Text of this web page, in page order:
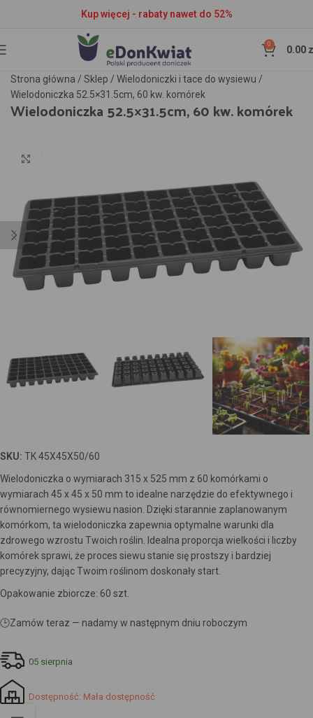
Kup więcej - rabaty nawet do 52%
0 0.00
Strona główna / Sklep / Wielodoniczki i tace do wysiewu /
Wielodoniczka 52.5×31.5cm, 60 kw. komórek
Wielodoniczka 52.5×31.5cm, 60 kw. komórek
SKU: TK 45X45X50/60
Wielodoniczka o wymiarach 315 x 525 mm z 60 komórkami o
wymiarach 45 x 45 x 50 mm to idealne narzędzie do efektywnego i
równomiernego wysiewu nasion. Dzięki starannie zaplanowanym
komórkom, ta wielodoniczka zapewnia optymalne warunki dla
zdrowego wzrostu Twoich roślin. Idealna proporcja wielkości i liczby
komórek sprawi, że proces siewu stanie się prostszy i bardziej
precyzyjny, dając Twoim roślinom doskonały start.
Opakowanie zbiorcze: 60 szt.
🕒Zamów teraz — nadamy w następnym dniu roboczym
05 sierpnia
Dostępność: Mała dostępność